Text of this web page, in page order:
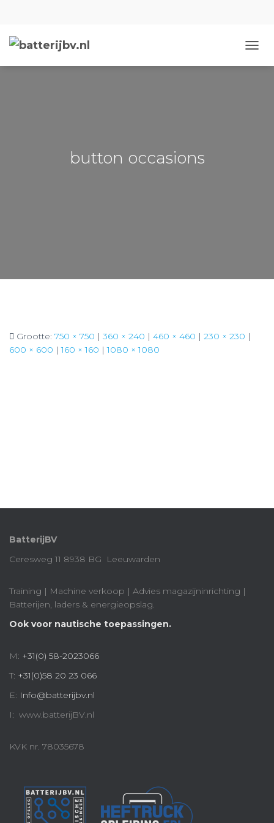
button occasions
Grootte: 750 × 750 | 360 × 240 | 460 × 460 | 230 × 230 |
600 × 600 | 160 × 160 | 1080 × 1080
BatterijBV
Ceresweg 11 8938 BG Leeuwarden
Training | Machine verkoop | Advies magazijninrichting |
Batterijen, laders & energieopslag.
Ook voor nautische toepassingen.
M: +31(0) 58-2023066
T: +31(0)58 20 23 066
E: Info@batterijbv.nl
I: www.batterijBV.nl
KVK nr. 78035678